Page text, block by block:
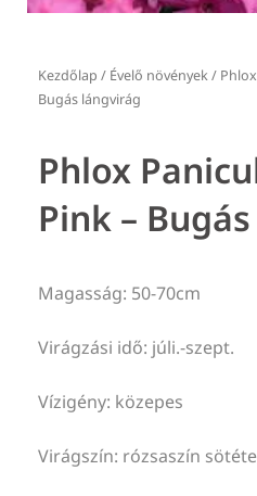
Kezdőlap / Évelő növények/
Bugás lángvirág
Phlox
Pink –
Magasság: 50-70cm
Virágzási idő: júli.-szept.
Vízigény: közepes
Virágszín: rózsaszín